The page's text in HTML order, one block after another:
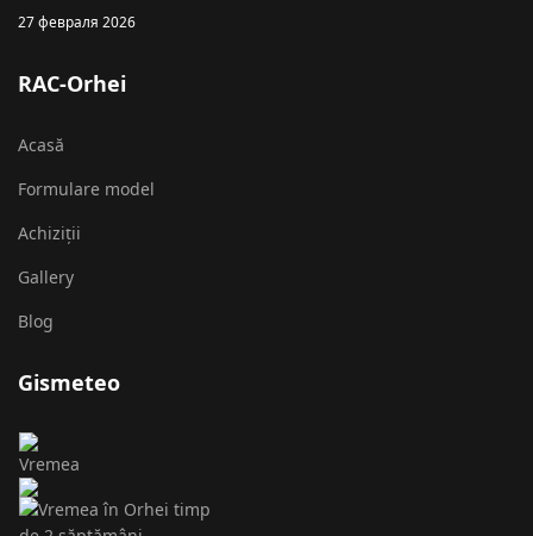
27 февраля 2026
RAC-Orhei
Acasă
Formulare model
Achiziții
Gallery
Blog
Gismeteo